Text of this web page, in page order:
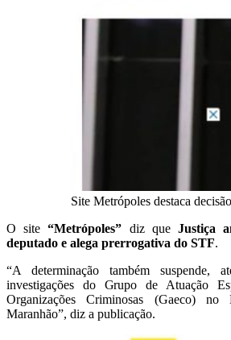
Site Metrópoles destaca
O site“Metrópoles” diz queJustiça
deputado e alega prerrogativa do STF.
“A determinação também suspende,
investigações do Grupo de Atuação
Organizações Criminosas (Gaeco)
Maranhão”, diz a publicação.